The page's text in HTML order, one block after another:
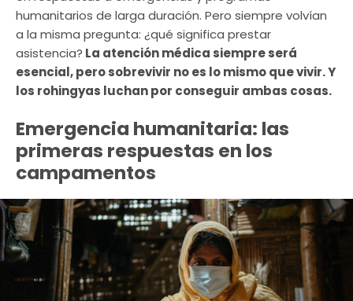
humanitarios de larga duración. Pero siempre volvían
a la misma pregunta: ¿qué significa prestar
asistencia? La atención médica siempre será
esencial, pero sobrevivir no es lo mismo que vivir. Y
los rohingyas luchan por conseguir ambas cosas.
Emergencia humanitaria: las
primeras respuestas en los
campamentos